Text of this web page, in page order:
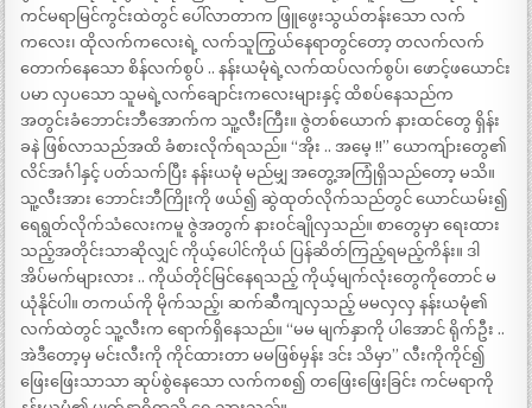
ကင်မရာမြင်ကွင်းထဲတွင် ပေါ်လာတာက ဖြူဖွေးသွယ်တန်းသော လက်
ကလေး၊ ထိုလက်ကလေးရဲ့ လက်သူကြွယ်နေရာတွင်တော့ တလက်လက်
တောက်နေသော စိန်လက်စွပ် .. နန်းယမုံရဲ့လက်ထပ်လက်စွပ်၊ ဖောင့်ဖယောင်း
ပမာ လှပသော သူမရဲ့လက်ချောင်းကလေးများနှင့် ထိစပ်နေသည်က
အတွင်းခံဘောင်းဘီအောက်က သူ့လီးကြီး။ ဇွဲတစ်ယောက် နားထင်တွေ ရှိန်း
ခနဲ ဖြစ်လာသည်အထိ ခံစားလိုက်ရသည်။ “အိုး .. အမေ့ !!” ယောကျ်ားတွေ၏
လိင်အင်္ဂါနှင့် ပတ်သက်ပြီး နန်းယမုံ မည်မျှ အတွေ့အကြုံရှိသည်တော့ မသိ။
သူ့လီးအား ဘောင်းဘီကြိုးကို ဖယ်၍ ဆွဲထုတ်လိုက်သည်တွင် ယောင်ယမ်း၍
ရေရွတ်လိုက်သံလေးကမူ ဇွဲအတွက် နားဝင်ချိုလှသည်။ စာတွေမှာ ရေးထား
သည့်အတိုင်းသာဆိုလျှင် ကိုယ့်ပေါင်ကိုယ် ပြန်ဆိတ်ကြည့်ရမည့်ကိန်း။ ဒါ
အိပ်မက်များလား .. ကိုယ်တိုင်မြင်နေရသည့် ကိုယ့်မျက်လုံးတွေကိုတောင် မ
ယုံနိုင်ပါ။ တကယ်ကို မိုက်သည့်၊ ဆက်ဆီကျလှသည့် မမလှလှ နန်းယမုံ၏
လက်ထဲတွင် သူ့လီးက ရောက်ရှိနေသည်။ “မမ မျက်နှာကို ပါအောင် ရိုက်ဦး ..
အဲဒီတော့မှ မင်းလီးကို ကိုင်ထားတာ မမဖြစ်မှန်း ဒင်း သိမှာ” လီးကိုကိုင်၍
ဖြေးဖြေးသာသာ ဆုပ်စွဲနေသော လက်ကစ၍ တဖြေးဖြေးခြင်း ကင်မရာကို